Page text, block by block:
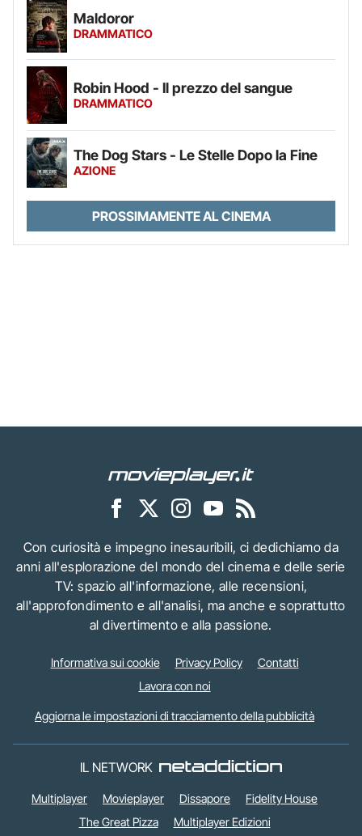
Maldoror
DRAMMATICO
Robin Hood - Il prezzo del sangue
DRAMMATICO
The Dog Stars - Le Stelle Dopo la Fine
AZIONE
PROSSIMAMENTE AL CINEMA
Con curiosità e impegno inesauribili, ci dedichiamo da
anni all'esplorazione del mondo del cinema e delle serie
TV: spazio all'informazione, alle recensioni,
all'approfondimento e all'analisi, ma anche e soprattutto
al divertimento e alla passione.
Informativa sui cookie Privacy Policy
Contatti
Lavora con noi
Aggiorna le impostazioni di tracciamento della pubblicità
IL NETWORK
Multiplayer Movieplayer Dissapore
Fidelity House
The Great Pizza
Multiplayer Edizioni